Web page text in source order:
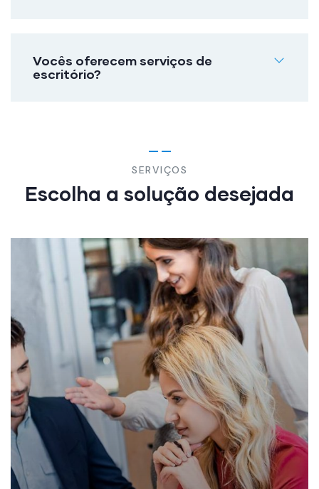
Vocês oferecem serviços de
escritório?
SERVIÇOS
Escolha a solução desejada